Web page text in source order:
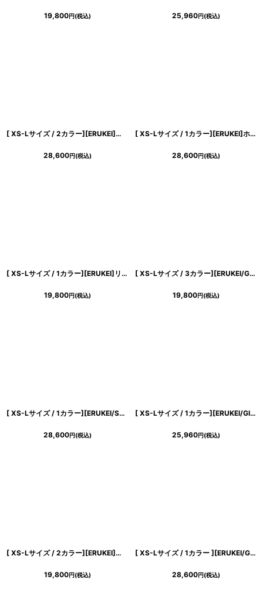
19,800円(税込) 25,960円(税込)
[ XS-Lサイズ / 2カラー][ERUKEI]ボーダー・ツイード・スパンコールMIX・お花ブローチ・ポケット・パイピングタイト・ミニドレス・ワンピース[山崎みどり着用][送料無料] mywh
28,600円(税込)
[ XS-Lサイズ / 1カラー][ERUKEI]ホワイト・ブルー・半袖・レース・タイト・ミニドレス・ワンピース[山崎みどり着用][送料無料] mylu
28,600円(税込)
[ XS-Lサイズ / 1カラー][ERUKEI]リボン柄・プリント・ノースリーブ・肩リボン・Aライン・フレア・ミニドレス・ワンピース[送料無料]
19,800円(税込)
[ XS-Lサイズ / 3カラー][ERUKEI/GINZA COUTURE]アイボリー・ピンク・ブラック半袖・パール・ラインストーン・Aライン・ミニドレス・ワンピース[送料無料]
19,800円(税込)
[ XS-Lサイズ / 1カラー][ERUKEI/SETTAN]ブラック×ホワイト・バックリボン・リボン・バイカラー・ノースリーブ・ミニドレス・ワンピース[送料無料]
28,600円(税込)
[ XS-Lサイズ / 1カラー][ERUKEI/GINZA COUTURE]ツイード・ポケット・金ボタン・パールブローチ付き・半袖・Aライン・ミニドレス・ワンピース[送料無料]
25,960円(税込)
[ XS-Lサイズ / 2カラー][ERUKEI]シンプル・ノースリーブ・Aライン・フレア・ミニドレス・ワンピース[送料無料]
19,800円(税込)
[ XS-Lサイズ / 1カラー ][ERUKEI/GINZA COUTURE]ラメ・チュールレース・フリル・長袖・リボン・スパンコール・金糸・MIXツイード・Aライン・ミニドレス・ワンピース[送料無料]
28,600円(税込)